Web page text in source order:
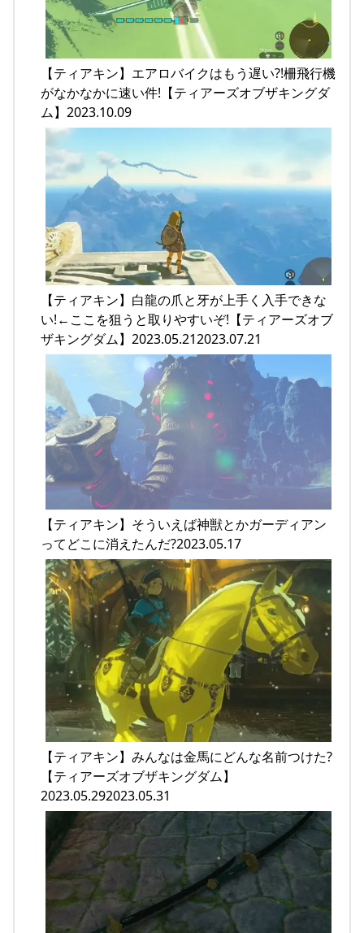
【ティアキン】エアロバイクはもう遅い?!柵飛行機
がなかなかに速い件!【ティアーズオブザキングダ
ム】2023.10.09
【ティアキン】白龍の爪と牙が上手く入手できな
い!←ここを狙うと取りやすいぞ!【ティアーズオブ
ザキングダム】2023.05.212023.07.21
【ティアキン】そういえば神獣とかガーディアン
ってどこに消えたんだ?2023.05.17
【ティアキン】みんなは金馬にどんな名前つけた?
【ティアーズオブザキングダム】
2023.05.292023.05.31